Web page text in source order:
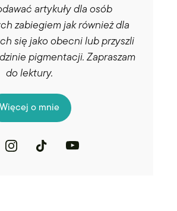
artykuły dla osób
zabiegiem jak również dla
się jako obecni lub przyszli
pigmentacji. Zapraszam
do lektury.
Więcej o mnie